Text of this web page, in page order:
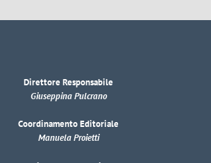
Direttore Responsabile
Giuseppina Pulcrano
Coordinamento Editoriale
Manuela Proietti